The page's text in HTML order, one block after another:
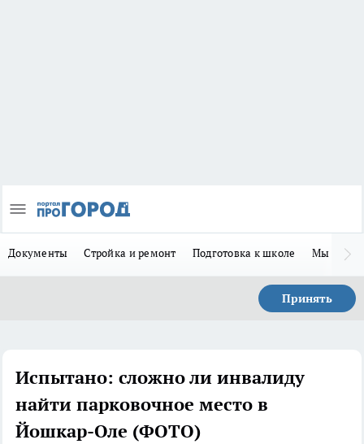
Документы Стройка и ремонт Подготовка к школе Мы в MAX
Принять
Испытано: сложно ли инвалиду
найти парковочное место в
Йошкар-Оле (ФОТО)